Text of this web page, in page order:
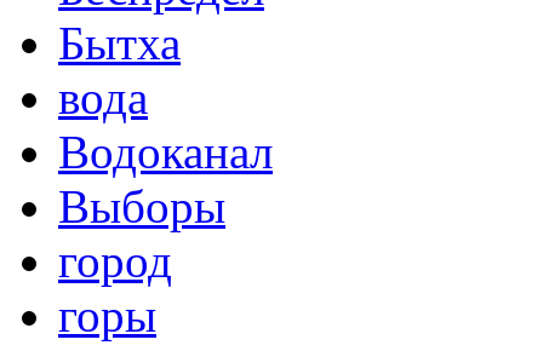
Бытха
вода
Водоканал
Выборы
город
горы